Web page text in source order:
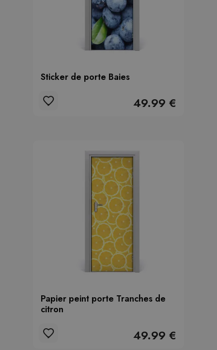
Sticker de porte Baies
49.99 €
Papier peint porte Tranches de
citron
49.99 €